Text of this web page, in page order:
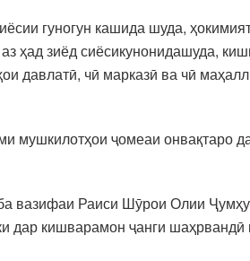
гуногун кашида шуда,
ҳад зиёд сиёсикунонидашуда,
давлатӣ, чӣ марказӣ ва чӣ
мушкилотҳои ҷомеаи онвақтаро
вазифаи Раиси Шӯрои Олии
кишварамон ҷанги шаҳрвандӣ